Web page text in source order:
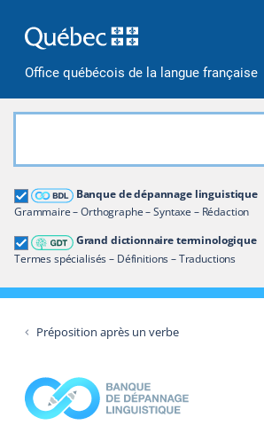
Office québécois de la langue française
Rechercher
Banque de dépannage linguistique
Grammaire – Orthographe – Syntaxe – Rédaction
Grand dictionnaire terminologique
Termes spécialisés – Définitions – Traductions
Grand dictionnaire terminologique
Restreindre aux termes
Préposition après un verbe